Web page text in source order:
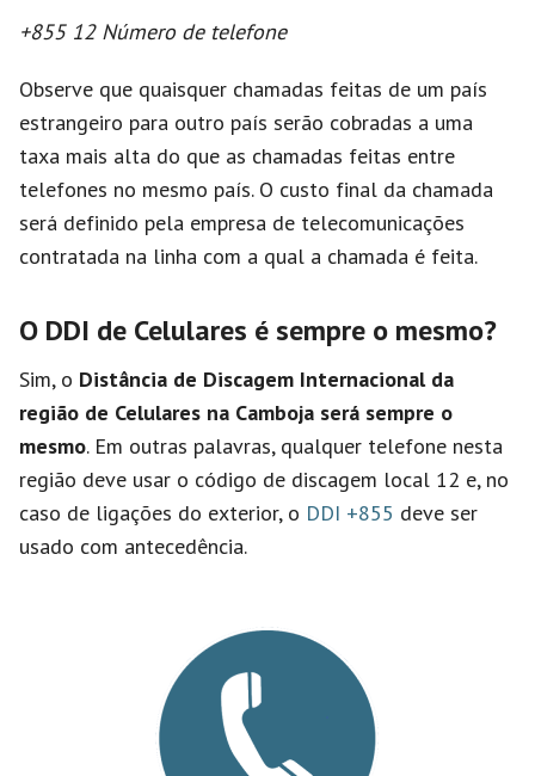
+855 12 Número de telefone
Observe que quaisquer chamadas feitas de um país
estrangeiro para outro país serão cobradas a uma
taxa mais alta do que as chamadas feitas entre
telefones no mesmo país. O custo final da chamada
será definido pela empresa de telecomunicações
contratada na linha com a qual a chamada é feita.
O DDI de Celulares é sempre o mesmo?
Sim, o Distância de Discagem Internacional da
região de Celulares na Camboja será sempre o
mesmo. Em outras palavras, qualquer telefone nesta
região deve usar o código de discagem local 12 e, no
caso de ligações do exterior, o DDI +855 deve ser
usado com antecedência.